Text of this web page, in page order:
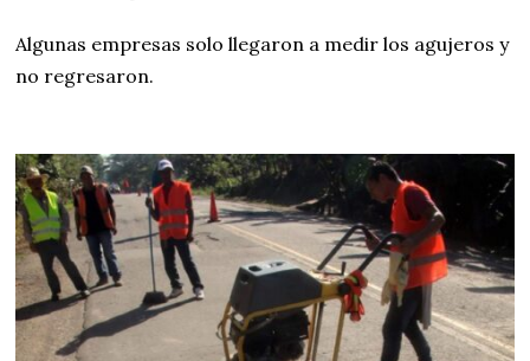
Algunas empresas solo llegaron a medir los agujeros y
no regresaron.